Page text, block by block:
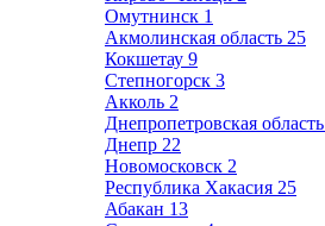
Омутнинск 1
Акмолинская область 25
Кокшетау 9
Степногорск 3
Акколь 2
Днепропетровская область
Днепр 22
Новомосковск 2
Республика Хакасия 25
Абакан 13